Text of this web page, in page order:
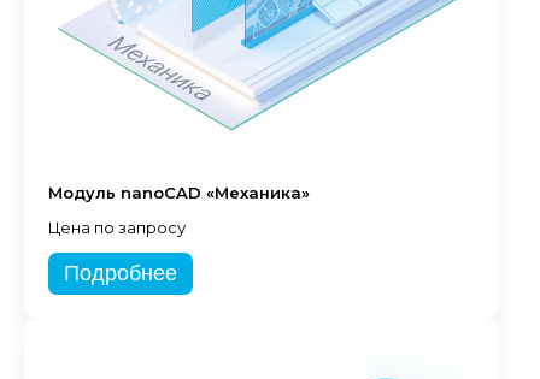
Модуль nanoCAD «Механика»
Цена по запросу
Подробнее